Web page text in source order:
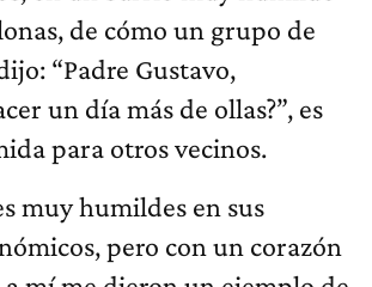
de cómo un grupo de
“Padre Gustavo,
un día más de ollas?”, es
para otros vecinos.
muy humildes en sus
pero con un corazón